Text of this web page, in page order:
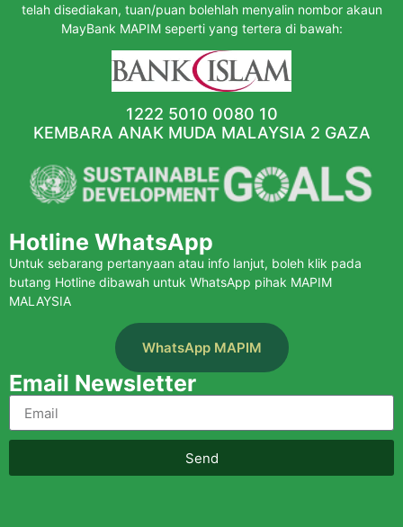
telah disediakan, tuan/puan bolehlah menyalin nombor akaun
MayBank MAPIM seperti yang tertera di bawah:
1222 5010 0080 10
KEMBARA ANAK MUDA MALAYSIA 2 GAZA
Hotline WhatsApp
Untuk sebarang pertanyaan atau info lanjut, boleh klik pada
butang Hotline dibawah untuk WhatsApp pihak MAPIM
MALAYSIA
WhatsApp MAPIM
Email Newsletter
Send